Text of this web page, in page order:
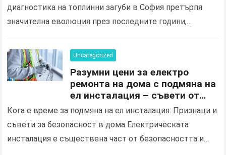
диагностика на топлинни загуби в София претърпя
значителна еволюция през последните години,
енергийна ефективност и нуждата от оптимизация…
Uncategorized
Разумни цени за електро
ремонта на дома с подмяна на
ел инсталация – съвети от
квалифициран електротехник
в Ямбол
Кога е време за подмяна на ел инсталация: Признаци и
съвети за безопасност в дома Електрическата
инсталация е съществена част от безопасността и